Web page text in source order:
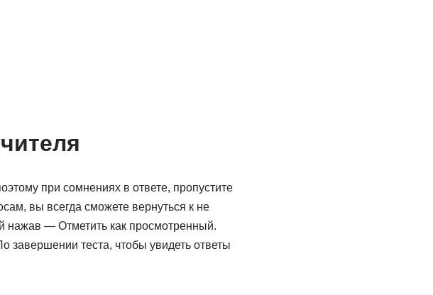
при сомнениях в ответе, пропустите
вы всегда сможете вернуться к не
нажав — Отметить как просмотренный.
завершении теста, чтобы увидеть ответы